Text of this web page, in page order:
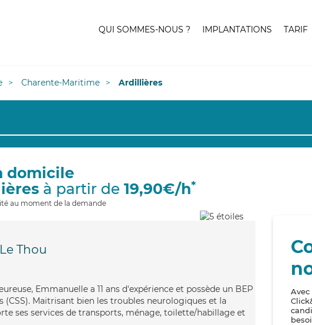
QUI SOMMES-NOUS ? IMPLANTATIONS TARIF
Charente-Maritime Ardillières
domicile
à partir de 19,90€/h*
au moment de la demande
Le Thou
Emmanuelle a 11 ans d'expérience et possède un BEP
(CSS). Maitrisant bien les troubles neurologiques et la
ses services de transports, ménage, toilette/habillage et